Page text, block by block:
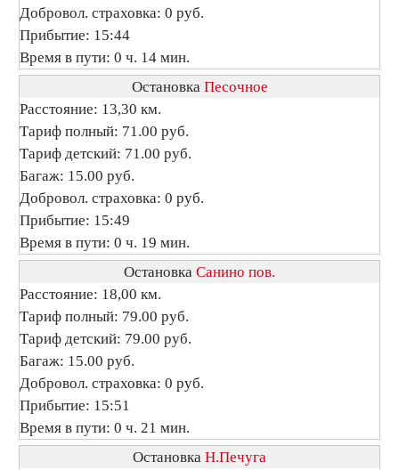
Добровол. страховка: 0 руб.
Прибытие: 15:44
Время в пути: 0 ч. 14 мин.
Остановка Песочное
Расстояние: 13,30 км.
Тариф полный: 71.00 руб.
Тариф детский: 71.00 руб.
Багаж: 15.00 руб.
Добровол. страховка: 0 руб.
Прибытие: 15:49
Время в пути: 0 ч. 19 мин.
Остановка Санино пов.
Расстояние: 18,00 км.
Тариф полный: 79.00 руб.
Тариф детский: 79.00 руб.
Багаж: 15.00 руб.
Добровол. страховка: 0 руб.
Прибытие: 15:51
Время в пути: 0 ч. 21 мин.
Остановка Н.Печуга